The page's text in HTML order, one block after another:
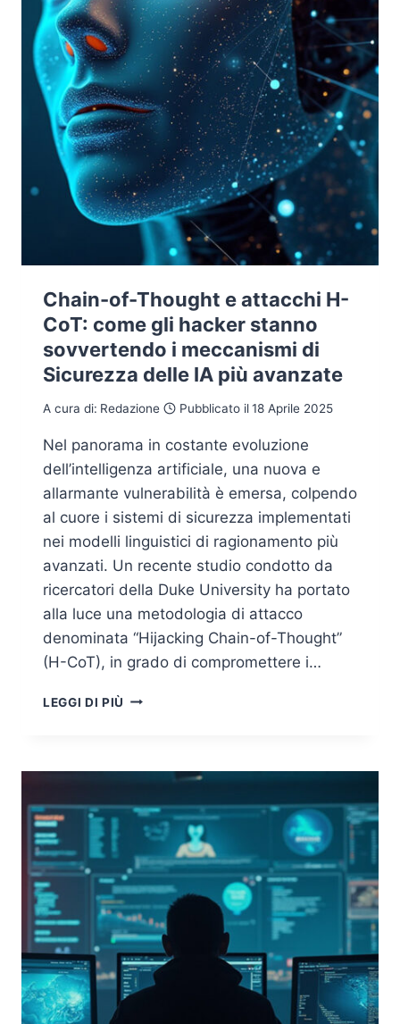
OP
E
HARRODS
Chain-of-Thought e attacchi H-
CoT: come gli hacker stanno
sovvertendo i meccanismi di
Sicurezza delle IA più avanzate
A cura di: Redazione Pubblicato il18 Aprile 2025
Nel panorama in costante evoluzione
dell’intelligenza artificiale, una nuova e
allarmante vulnerabilità è emersa, colpendo
al cuore i sistemi di sicurezza implementati
nei modelli linguistici di ragionamento più
avanzati. Un recente studio condotto da
ricercatori della Duke University ha portato
alla luce una metodologia di attacco
denominata “Hijacking Chain-of-Thought”
(H-CoT), in grado di compromettere i…
LEGGI DI PIÙ CHAIN-
ATTACCHI
COT:
COME
HACKER
STANNO
SOVVERTENDO
I
MECCANISMI
DI
SICUREZZA
DELLE